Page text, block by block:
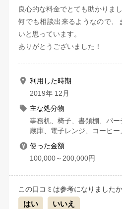
良心的な料金でとても助かりまし
何でも相談出来るようなので、
いと思っています。
ありがとうございました！
利用した時期
2019年 12月
主な処分物
事務机、椅子、書類棚、パ
蔵庫、電子レンジ、コーヒ
使った金額
100,000～200,000円
この口コミは参考になりました
はい いいえ